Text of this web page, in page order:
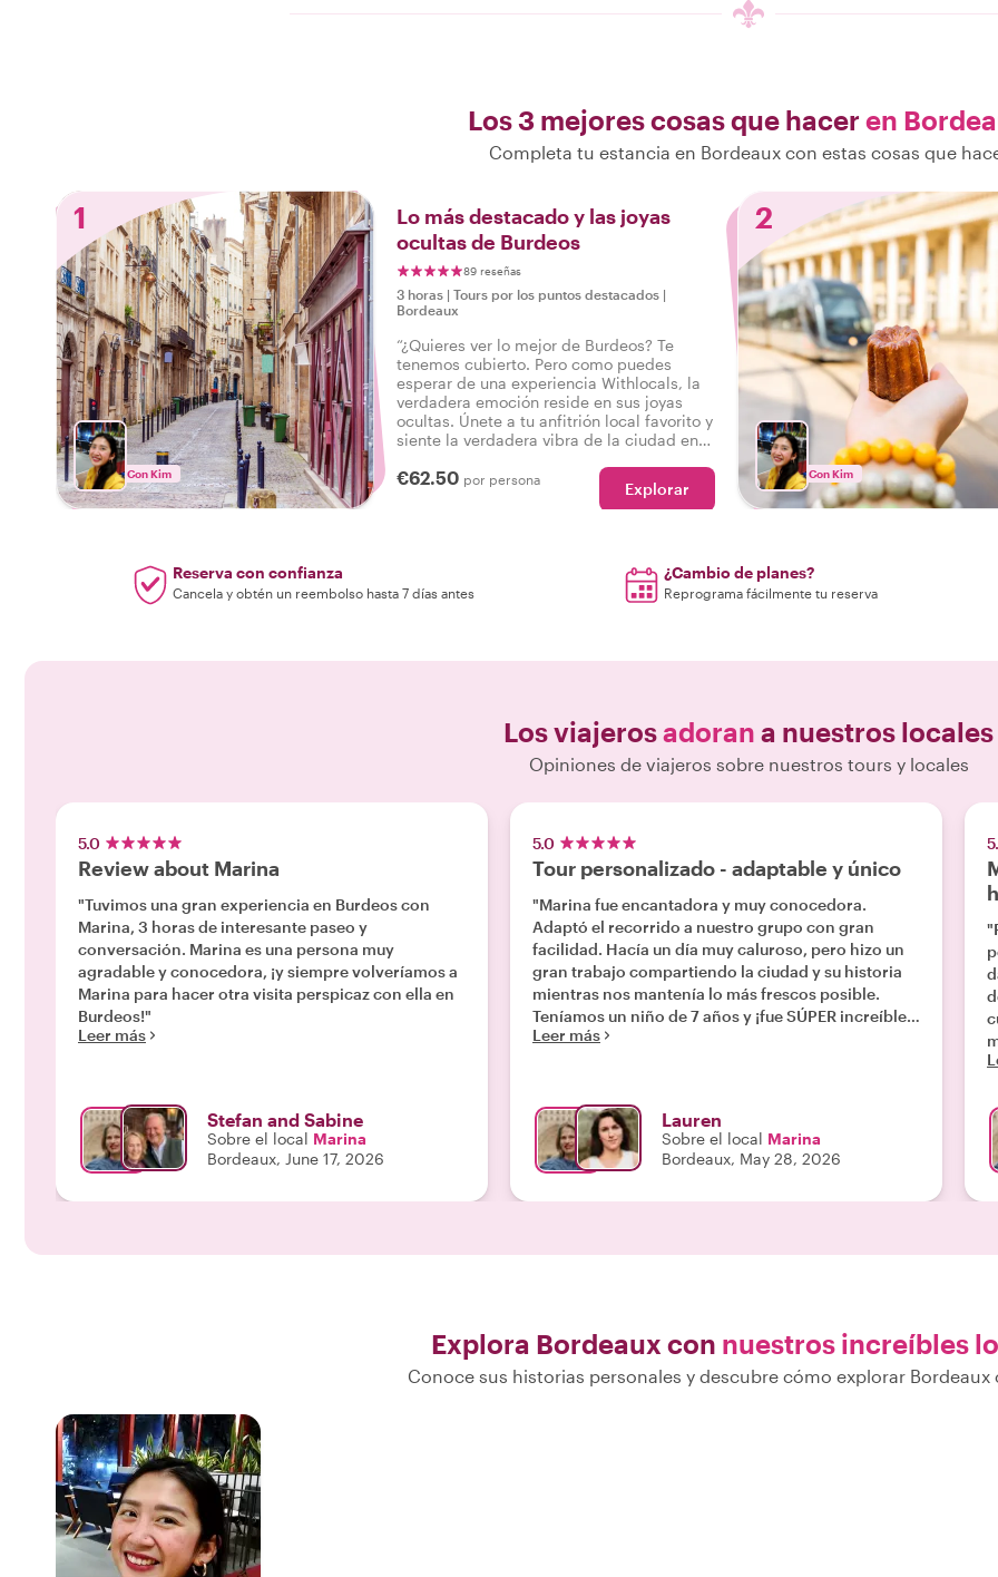
Los 3 mejores cosas que hacer en
Completa tu estancia en Bordeaux con estas cosas que
1
Con Kim
Lo más destacado y las joyas
ocultas de Burdeos
89 reseñas
3 horas | Tours por los puntos destacados |
Bordeaux
“¿Quieres ver lo mejor de Burdeos? Te
tenemos cubierto. Pero como puedes
esperar de una experiencia Withlocals, la
verdadera emoción reside en sus joyas
ocultas. Únete a tu anfitrión local favorito y
siente la verdadera vibra de la ciudad en
decir: ¡He experimentado el verdadero
€62.50 por persona Explorar
2
Con Kim
Reserva con confianza
Cancela y obtén un reembolso hasta 7 días antes
¿Cambio de planes?
Reprograma fácilmente tu reserva
Los viajerosadoran a nuestros locales
Opiniones de viajeros sobre nuestros tours y locales
5.0
Review about Marina
"Tuvimos una gran experiencia en Burdeos con
Marina, 3 horas de interesante paseo y
conversación. Marina es una persona muy
agradable y conocedora, ¡y siempre volveríamos a
Marina para hacer otra visita perspicaz con ella en
Burdeos!"
Leer más
Stefan and Sabine
Sobre el local Marina
Bordeaux, June 17, 2026
5.0
Tour personalizado - adaptable y único
"Marina fue encantadora y muy conocedora.
Adaptó el recorrido a nuestro grupo con gran
facilidad. Hacía un día muy caluroso, pero hizo un
gran trabajo compartiendo la ciudad y su historia
mientras nos mantenía lo más frescos posible.
Teníamos un niño de 7 años y ¡fue SÚPER increíble
con él! Incluso le dio un pequeño regalo al final.
durante el resto de su estancia."
Leer más
Lauren
Sobre el local Marina
Bordeaux, May 28, 2026
Explora Bordeaux con nuestros increíbles
Conoce sus historias personales y descubre cómo explorar Bordeaux